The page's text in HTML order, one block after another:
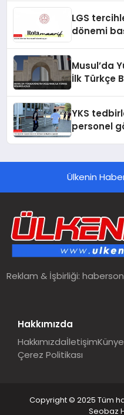
LGS
dönemi
Musul’da
İlk Türkçe
YKS
personel
Ülkenin
Reklam & İşbirliği:
Hakkımızda
HakkımızdaİletişimKünye
Çerez Politikası
Copyright © 2025 Tüm
Seobaz